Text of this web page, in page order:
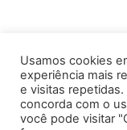
Webmail
Intranet
Administração
Usamos cookies
experiência mais
e visitas repetidas.
concorda com o
você pode visitar